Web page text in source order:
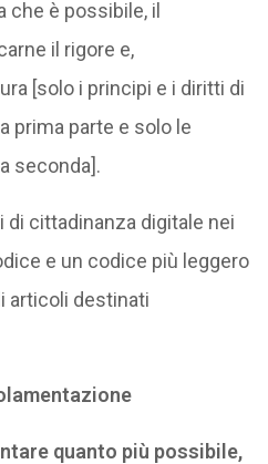
che è possibile, il
il rigore e,
[solo i principi e i diritti di
prima parte e solo le
seconda].
cittadinanza digitale nei
e un codice più leggero
articoli destinati
quanto più possibile,